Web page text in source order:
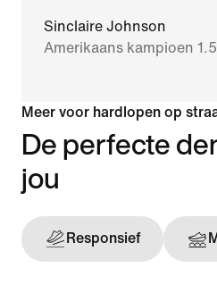
Sinclaire Johnson
Amerikaans kampioen
Meer voor hardlopen op
De perfecte
jou
Responsief